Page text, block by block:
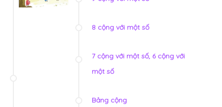
8 cộng với một số
7 cộng với một số, 6 cộng với
một số
Bảng cộng